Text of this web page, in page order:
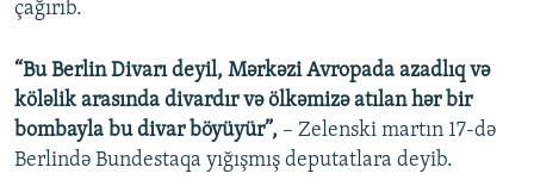
çağırıb.
“Bu Berlin Divarı deyil, Mərkəzi Avropada azadlıq və
köləlik arasında divardır və ölkəmizə atılan hər bir
bombayla bu divar böyüyür”, – Zelenski martın 17-də
Berlində Bundestaqa yığışmış deputatlara deyib.